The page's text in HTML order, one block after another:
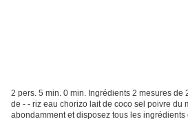
2 pers. 5 min. 0 min. Ingrédients 2 mesures de
de - - riz eau chorizo lait de coco sel poivre du
abondamment et disposez tous les ingrédients